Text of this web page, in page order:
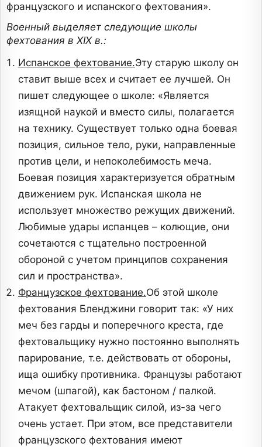
французского и испанского фехтования».
Военный выделяет следующие школы
фехтования в XIXв.:
Испанское фехтование.Эту старую школу он
ставит выше всех и считает ее лучшей. Он
пишет следующее о школе: «Является
изящной наукой и вместо силы, полагается
на технику. Существует только одна боевая
позиция, сильное тело, руки, направленные
против цели, и непоколебимость меча.
Боевая позиция характеризуется обратным
движением рук. Испанская школа не
использует множество режущих движений.
Любимые удары испанцев – колющие, они
сочетаются с тщательно построенной
обороной с учетом принципов сохранения
сил и пространства».
Французское фехтование.Об этой школе
фехтования Бленджини говорит так: «У них
меч без гарды и поперечного креста, где
фехтовальщику нужно постоянно выполнять
парирование, т.е. действовать от обороны,
ища ошибку противника. Французы работают
мечом (шпагой), как бастоном / палкой.
Атакует фехтовальщик силой, из-за чего
очень устает. При этом, все представители
французского фехтования имеют